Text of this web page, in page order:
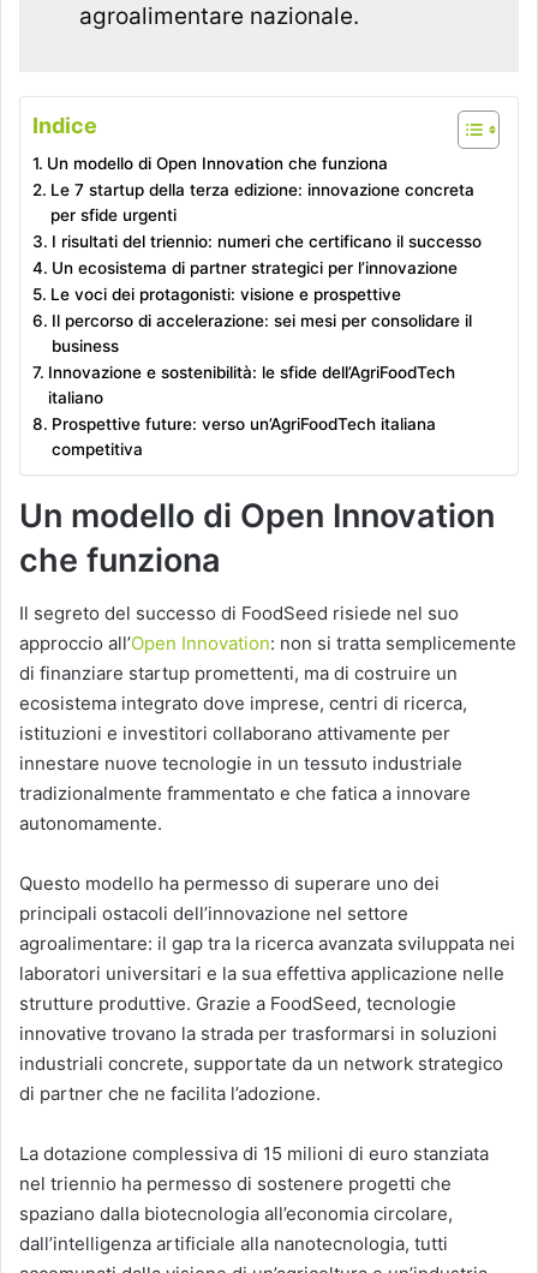
agroalimentare nazionale.
Indice
Un modello di Open Innovation che funziona
Le 7 startup della terza edizione: innovazione concreta
per sfide urgenti
I risultati del triennio: numeri che certificano il successo
Un ecosistema di partner strategici per l’innovazione
Le voci dei protagonisti: visione e prospettive
Il percorso di accelerazione: sei mesi per consolidare il
business
Innovazione e sostenibilità: le sfide dell’AgriFoodTech
italiano
Prospettive future: verso un’AgriFoodTech italiana
competitiva
Un modello di Open Innovation
che funziona
Il segreto del successo di FoodSeed risiede nel suo
approccio all’Open Innovation: non si tratta semplicemente
di finanziare startup promettenti, ma di costruire un
ecosistema integrato dove imprese, centri di ricerca,
istituzioni e investitori collaborano attivamente per
innestare nuove tecnologie in un tessuto industriale
tradizionalmente frammentato e che fatica a innovare
autonomamente.
Questo modello ha permesso di superare uno dei
principali ostacoli dell’innovazione nel settore
agroalimentare: il gap tra la ricerca avanzata sviluppata nei
laboratori universitari e la sua effettiva applicazione nelle
strutture produttive. Grazie a FoodSeed, tecnologie
innovative trovano la strada per trasformarsi in soluzioni
industriali concrete, supportate da un network strategico
di partner che ne facilita l’adozione.
La dotazione complessiva di 15 milioni di euro stanziata
nel triennio ha permesso di sostenere progetti che
spaziano dalla biotecnologia all’economia circolare,
dall’intelligenza artificiale alla nanotecnologia, tutti